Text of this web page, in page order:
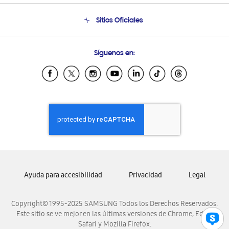
Soporte vía eMail
Sitios Oficiales
Samsung Ecuador
Samsung El Salvador
Samsung Honduras
Samsung Nicaragua
Samsung Panamá
Samsung Venezuela
Síguenos en:
Copyright© 1995-2025 SAMSUNG Todos los Derechos Reservados.
Este sitio se ve mejor en las últimas versiones de Chrome, Edge,
Safari y Mozilla Firefox.
Ayuda para accesibilidad Privacidad Legal